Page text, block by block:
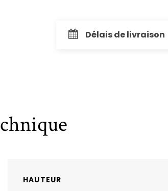
Délais de livraison
HAUTEUR